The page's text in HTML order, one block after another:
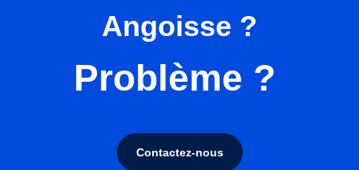
Angoisse ?
Problème ?
Contactez-nous